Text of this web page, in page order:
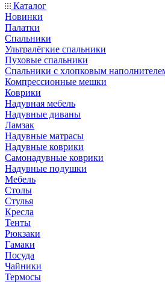
Каталог
Новинки
Палатки
Спальники
Ультралёгкие спальники
Пуховые спальники
Спальники с хлопковым
Компрессионные мешки
Коврики
Надувная мебель
Надувные диваны
Ламзак
Надувные матрасы
Надувные коврики
Самонадувные коврики
Надувные подушки
Мебель
Столы
Стулья
Кресла
Тенты
Рюкзаки
Гамаки
Посуда
Чайники
Термосы